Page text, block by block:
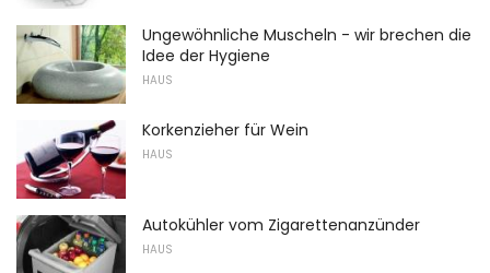
Ungewöhnliche Muscheln - wir brechen die
Idee der Hygiene
HAUS
Korkenzieher für Wein
HAUS
Autokühler vom Zigarettenanzünder
HAUS